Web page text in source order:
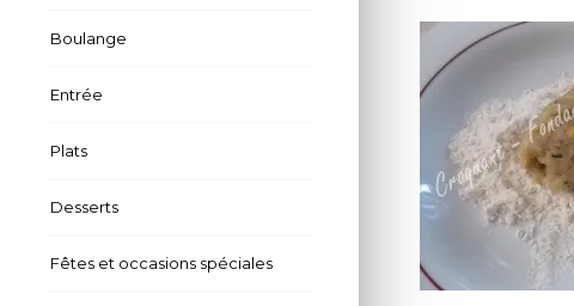
Boulange
Entrée
Plats
Desserts
Fêtes et occasions spéciales